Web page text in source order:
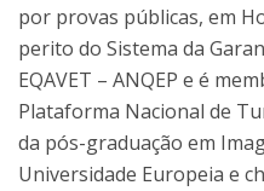
por provas públicas, em
perito do Sistema da
EQAVET – ANQEP e é
Plataforma Nacional de
da pós-graduação em
Universidade Europeia e